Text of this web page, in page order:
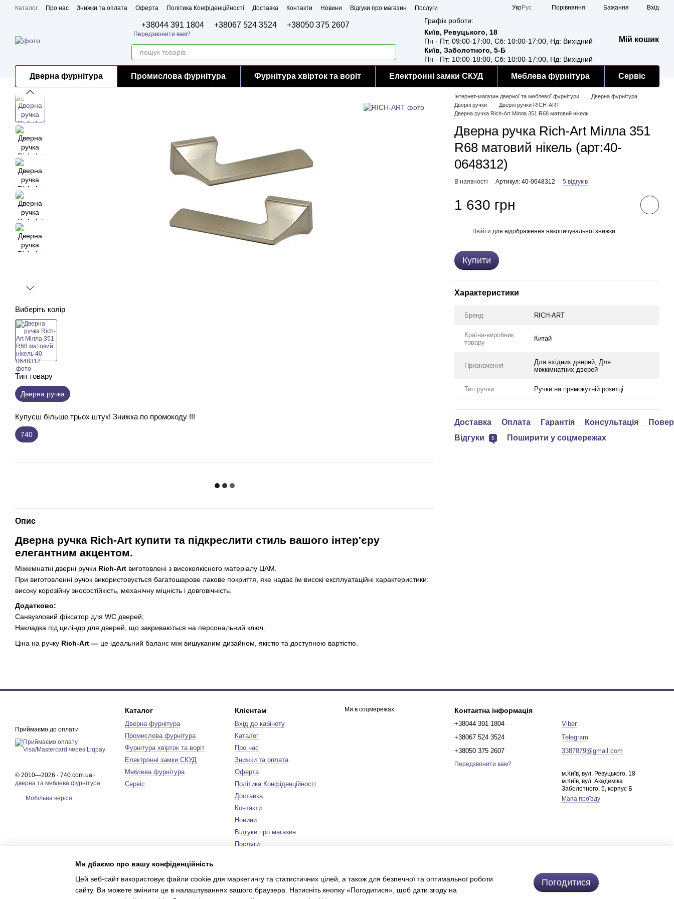
Перейти до основного контенту
Каталог Про нас Знижки та оплата Оферта Політика Конфіденційності Доставка Контакти Новини Відгуки про магазин
Послуги
УкрРус Порівняння Бажання Вхід
+38044 391 1804 +38067 524 3524 +38050 375 2607
Передзвонити вам?
Графік роботи:
Київ, Ревуцького, 18
Пн - Пт: 09:00-17:00, Сб: 10:00-17:00, Нд: Вихідний
Київ, Заболотного, 5-Б
Пн - Пт: 10:00-18:00, Сб: 10:00-17:00, Нд: Вихідний
Мій кошик
Дверна фурнітура Промислова фурнітура Фурнітура хвірток та воріт Електронні замки СКУД Меблева фурнітура Сервіс
Виберіть колір
Тип товару
Дверна ручка
Купуєш більше трьох штук! Знижка по промокоду !!!
740
Опис
Дверна ручка Rich-Art купити та підкреслити стиль вашого інтер'єру
елегантним акцентом.
Міжкімнатні дверні ручки Rich-Art виготовлені з високоякісного матеріалу ЦАМ.
При виготовленні ручок використовується багатошарове лакове покриття, яке надає їм високі експлуатаційні характеристики:
високу корозійну зносостійкість, механічну міцність і довговічність.
Додатково:
Санвузловий фіксатор для WC дверей;
Накладка під циліндр для дверей, що закриваються на персональний ключ.
Ціна на ручку Rich-Art — це ідеальний баланс між вишуканим дизайном, якістю та доступною вартістю.
Інтернет-магазин дверної та меблевої фурнітури
Дверна фурнітура
Дверні ручки
Дверні ручки RICH-ART
Дверна ручка Rich-Art Мілла 351 R68 матовий нікель
Дверна ручка Rich-Art Мілла 351
R68 матовий нікель (арт:40-
0648312)
В наявності Артикул: 40-0648312 5 відгуків
1 630 грн
Ввійти для відображення накопичувальної знижки
Купити
Характеристики
Бренд RICH-ART
Країна-виробник
товару
Китай
Призначення
Для вхідних дверей, Для
міжкімнатних дверей
Тип ручки Ручки на прямокутній розетці
Доставка Оплата Гарантія Консультація
Відгуки
5 Поширити у соцмережах
Приймаємо до оплати
© 2010—2026 · 740.com.ua ·
дверна та меблева фурнітура
Мобільна версія
Каталог
Дверна фурнітура
Промислова фурнітура
Фурнітура хвірток та воріт
Електронні замки СКУД
Меблева фурнітура
Сервіс
Клієнтам
Вхід до кабінету
Каталог
Про нас
Знижки та оплата
Оферта
Політика Конфіденційності
Доставка
Контакти
Новини
Відгуки про магазин
Послуги
Сертифікати
Ми в соцмережах
Інтернет-магазин створений з
Контактна інформація
+38044 391 1804
+38067 524 3524
+38050 375 2607
Передзвонити вам?
Viber
Telegram
3387879@gmail.com
м.Київ, вул. Ревуцького, 18
м.Київ, вул. Академіка
Заболотного, 5, корпус Б
Мапа проїзду
Ми дбаємо про вашу конфіденційність
Цей веб-сайт використовує файли cookie для маркетингу та статистичних цілей, а також для безпечної та оптимальної роботи
сайту. Ви можете змінити це в налаштуваннях вашого браузера. Натисніть кнопку «Погодитися», щоб дати згоду на
Погодитися